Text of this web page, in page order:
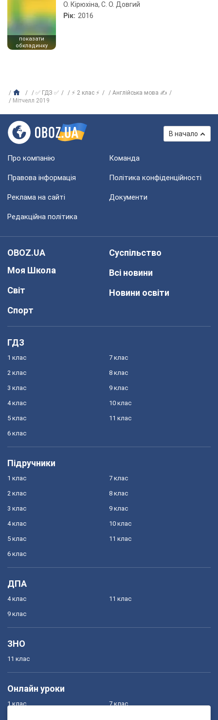
показати
обкладинку
О. Кірюхіна, С. О. Довгий
Рік: 2016
✅ ГДЗ ✅ ⚡ 2 клас ⚡
Англійська мова ✍
Мітчелл 2019
В начало
Про компанію Команда
Правова інформація Політика конфіденційності
Реклама на сайті Документи
Редакційна політика
OBOZ.UA
Моя Школа
Світ
Спорт
Суспільство
Всі новини
Новини освіти
ГДЗ
1 клас
2 клас
3 клас
4 клас
5 клас
6 клас
7 клас
8 клас
9 клас
10 клас
11 клас
Підручники
1 клас
2 клас
3 клас
4 клас
5 клас
6 клас
7 клас
8 клас
9 клас
10 клас
11 клас
ДПА
4 клас
9 клас
11 клас
ЗНО
11 клас
Онлайн уроки
1 клас 7 клас